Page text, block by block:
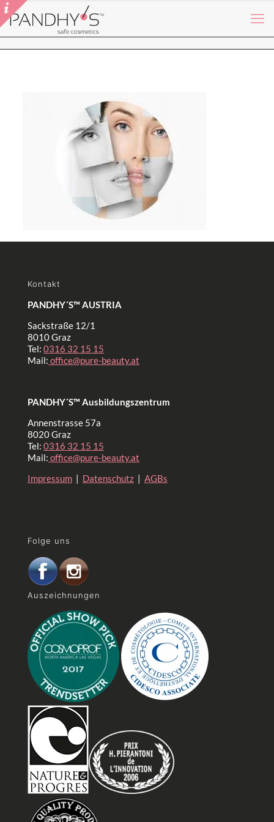
Kontakt
PANDHY´S™ AUSTRIA
Sackstraße 12/1
8010 Graz
Tel: 0316 32 15 15
Mail: office@pure-beauty.at
PANDHY´S™ Ausbildungszentrum
Annenstrasse 57a
8020 Graz
Tel: 0316 32 15 15
Mail: office@pure-beauty.at
Impressum | Datenschutz | AGBs
Folge uns
Auszeichnungen